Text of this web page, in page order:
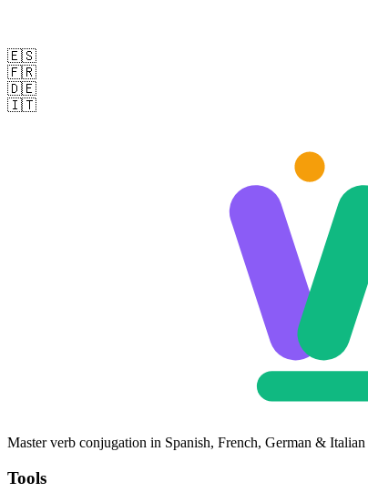
🇪🇸
🇫🇷
🇩🇪
🇮🇹
Master verb conjugation in Spanish, French, German &
Tools